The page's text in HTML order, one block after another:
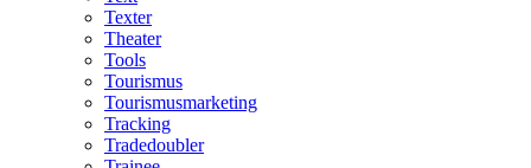
Texter
Theater
Tools
Tourismus
Tourismusmarketing
Tracking
Tradedoubler